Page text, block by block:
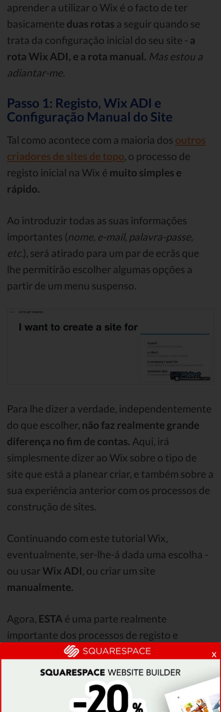
aprender a utilizar o Wix é o facto de ter
basicamente duas rotas a seguir quando se
trata da configuração inicial do seu site - a
rota Wix ADI, e a rota manual. Mas estou a
adiantar-me.
Passo 1: Registo, Wix ADI e
Configuração Manual do Site
Tal como acontece com a maioria dos outros
criadores de sites de topo , o processo de
registo inicial na Wix é muito simples e
rápido.
Ao introduzir todas as suas informações
importantes (nome, e-mail, palavra-passe,
etc.), será atirado para um par de ecrãs que
lhe permitirão escolher algumas opções a
partir de um menu suspenso.
Para lhe dizer a verdade, independentemente
do que escolher, não faz realmente grande
diferença no fim de contas. Aqui, irá
simplesmente dizer ao Wix sobre o tipo de
site que está a planear criar, e também sobre a
sua experiência anterior com os processos de
construção de sites.
Continuando com este tutorial Wix,
eventualmente, ser-lhe-á dada uma escolha -
ou usarWix ADI , ou criar um site
manualmente.
Agora, ESTA é uma parte realmente
importante dos processos de registo e
configuração inicial.
x